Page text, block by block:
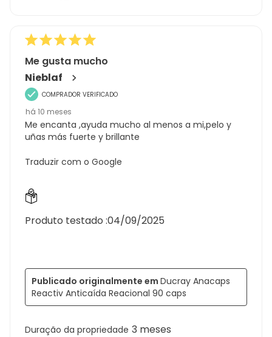
Me gusta mucho
Nieblaf
COMPRADOR VERIFICADO
há 10 meses
Me encanta ,ayuda mucho al menos a mi,pelo y
uñas más fuerte y brillante
Traduzir com o Google
Duração da propriedade 3 meses
Produto testado :04/09/2025
Publicado originalmente em Ducray Anacaps
Reactiv Anticaída Reacional 90 caps